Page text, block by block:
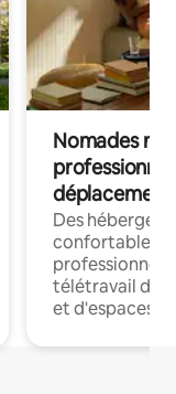
Nomades
déplacement
Des
confortables
professionnels
télétravail
et d'espaces